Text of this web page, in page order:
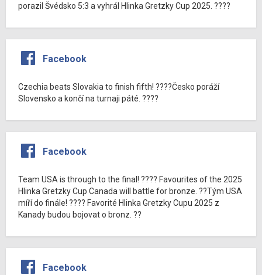
porazil Švédsko 5:3 a vyhrál Hlinka Gretzky Cup 2025. ????
Facebook
Czechia beats Slovakia to finish fifth! ????Česko poráží
Slovensko a končí na turnaji páté. ????
Facebook
Team USA is through to the final! ???? Favourites of the 2025
Hlinka Gretzky Cup Canada will battle for bronze. ??Tým USA
míří do finále! ???? Favorité Hlinka Gretzky Cupu 2025 z
Kanady budou bojovat o bronz. ??
Facebook